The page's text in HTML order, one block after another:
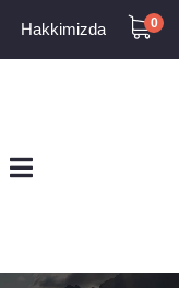
Hakkimizda 0